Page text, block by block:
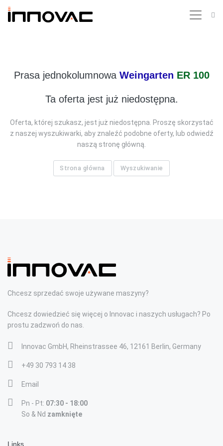
Prasa jednokolumnowa Weingarten ER 100
Ta oferta jest już niedostępna.
Oferta, której szukasz, jest już niedostępna. Proszę skorzystać
z naszej wyszukiwarki, aby znaleźć podobne oferty, lub odwiedź
naszą stronę główną.
Strona główna Wyszukiwanie
Chcesz sprzedać swoje używane maszyny?
Chcesz dowiedzieć się więcej o Innovac i naszych usługach? Po
prostu zadzwoń do nas.
Innovac GmbH, Rheinstrassee 46, 12161 Berlin, Germany
+49 30 793 14 38
Email
Pn - Pt: 07:30 - 18:00
So & Nd zamknięte
Links